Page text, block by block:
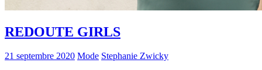
REDOUTE GIRLS
21 septembre 2020 Mode Stephanie Zwicky